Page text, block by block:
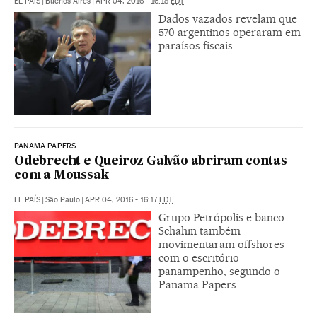
Dados vazados revelam que
570 argentinos operaram em
paraísos fiscais
PANAMA PAPERS
Odebrecht e Queiroz Galvão abriram contas
com a Moussak
EL PAÍS São Paulo APR 04, 2016 - 16:17 EDT
Grupo Petrópolis e banco
Schahin também
movimentaram offshores
com o escritório
panampenho, segundo o
Panama Papers